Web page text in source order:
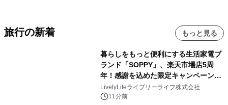
旅行の新着 もっと見る
暮らしをもっと便利にする生活家電ブ
ランド「SOPPY」、楽天市場店5周
年！感謝を込めた限定キャンペーンを
8月10日より開催
LivelyLifeライブリーライフ株式会社
11分前